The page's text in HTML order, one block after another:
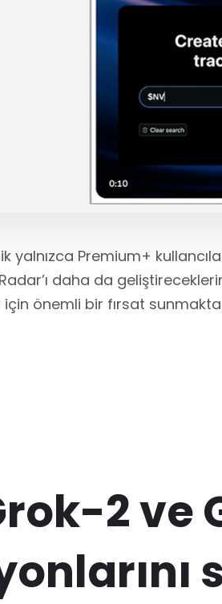
yalnızca Premium+
daha da
önemli bir fırsat
2 ve